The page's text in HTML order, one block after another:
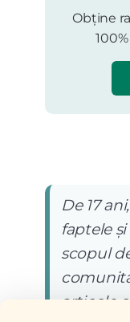
Obține
De 17
faptele
scopul
articole